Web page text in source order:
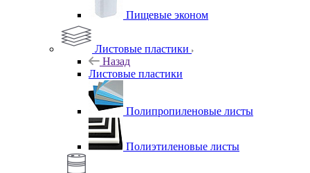
Пищевые эконом
Листовые пластики
Назад
Листовые пластики
Полипропиленовые листы
Полиэтиленовые листы